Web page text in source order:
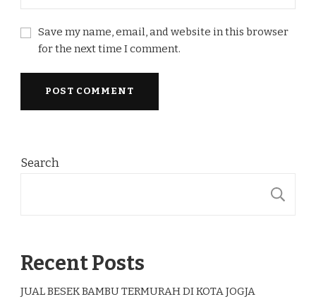
Save my name, email, and website in this browser
for the next time I comment.
Search
Recent Posts
JUAL BESEK BAMBU TERMURAH DI KOTA JOGJA